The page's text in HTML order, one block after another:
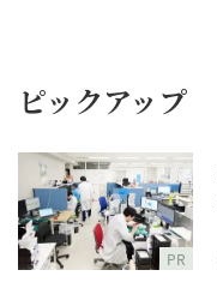
ピックアップ
PR